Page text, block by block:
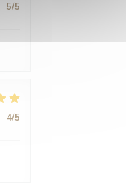
: 5/5
: 4/5